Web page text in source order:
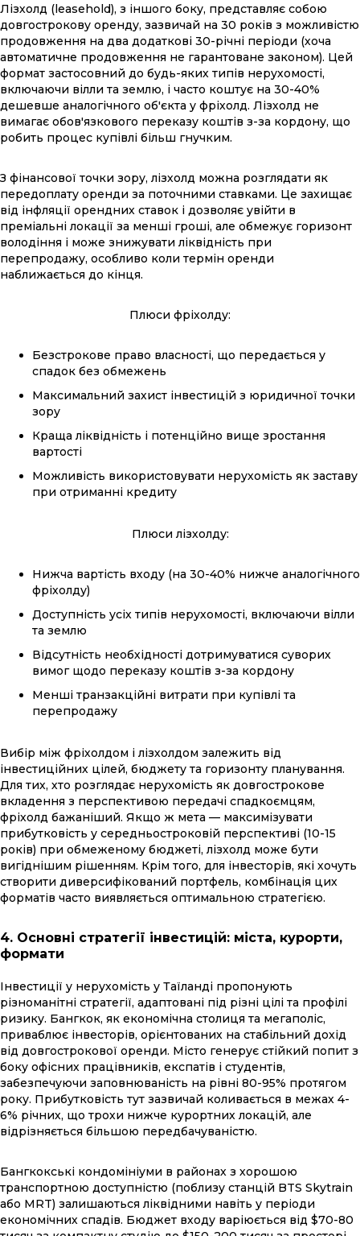
Лізхолд (leasehold), з іншого боку, представляє собою
довгострокову оренду, зазвичай на 30 років з можливістю
продовження на два додаткові 30-річні періоди (хоча
автоматичне продовження не гарантоване законом). Цей
формат застосовний до будь-яких типів нерухомості,
включаючи вілли та землю, і часто коштує на 30-40%
дешевше аналогічного об'єкта у фріхолд. Лізхолд не
вимагає обов'язкового переказу коштів з-за кордону, що
робить процес купівлі більш гнучким.
З фінансової точки зору, лізхолд можна розглядати як
передоплату оренди за поточними ставками. Це захищає
від інфляції орендних ставок і дозволяє увійти в
преміальні локації за менші гроші, але обмежує горизонт
володіння і може знижувати ліквідність при
перепродажу, особливо коли термін оренди
наближається до кінця.
Плюси фріхолду:
Безстрокове право власності, що передається у
спадок без обмежень
Максимальний захист інвестицій з юридичної точки
зору
Краща ліквідність і потенційно вище зростання
вартості
Можливість використовувати нерухомість як заставу
при отриманні кредиту
Плюси лізхолду:
Нижча вартість входу (на 30-40% нижче аналогічного
фріхолду)
Доступність усіх типів нерухомості, включаючи вілли
та землю
Відсутність необхідності дотримуватися суворих
вимог щодо переказу коштів з-за кордону
Менші транзакційні витрати при купівлі та
перепродажу
Вибір між фріхолдом і лізхолдом залежить від
інвестиційних цілей, бюджету та горизонту планування.
Для тих, хто розглядає нерухомість як довгострокове
вкладення з перспективою передачі спадкоємцям,
фріхолд бажаніший. Якщо ж мета — максимізувати
прибутковість у середньостроковій перспективі (10-15
років) при обмеженому бюджеті, лізхолд може бути
вигіднішим рішенням. Крім того, для інвесторів, які хочуть
створити диверсифікований портфель, комбінація цих
форматів часто виявляється оптимальною стратегією.
4. Основні стратегії інвестицій: міста, курорти,
формати
Інвестиції у нерухомість у Таїланді пропонують
різноманітні стратегії, адаптовані під різні цілі та профілі
ризику. Бангкок, як економічна столиця та мегаполіс,
приваблює інвесторів, орієнтованих на стабільний дохід
від довгострокової оренди. Місто генерує стійкий попит з
боку офісних працівників, експатів і студентів,
забезпечуючи заповнюваність на рівні 80-95% протягом
року. Прибутковість тут зазвичай коливається в межах 4-
6% річних, що трохи нижче курортних локацій, але
відрізняється більшою передбачуваністю.
Бангкокські кондомініуми в районах з хорошою
транспортною доступністю (поблизу станцій BTS Skytrain
або MRT) залишаються ліквідними навіть у періоди
економічних спадів. Бюджет входу варіюється від $70-80